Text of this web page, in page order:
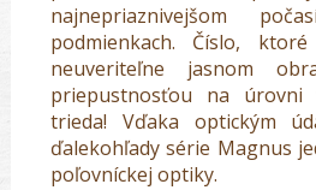
najnepriaznivejšom
podmienkach. Číslo,
neuveriteľne jasnom
priepustnosťou na
trieda! Vďaka optickým
ďalekohľady série Magnus
poľovníckej optiky.